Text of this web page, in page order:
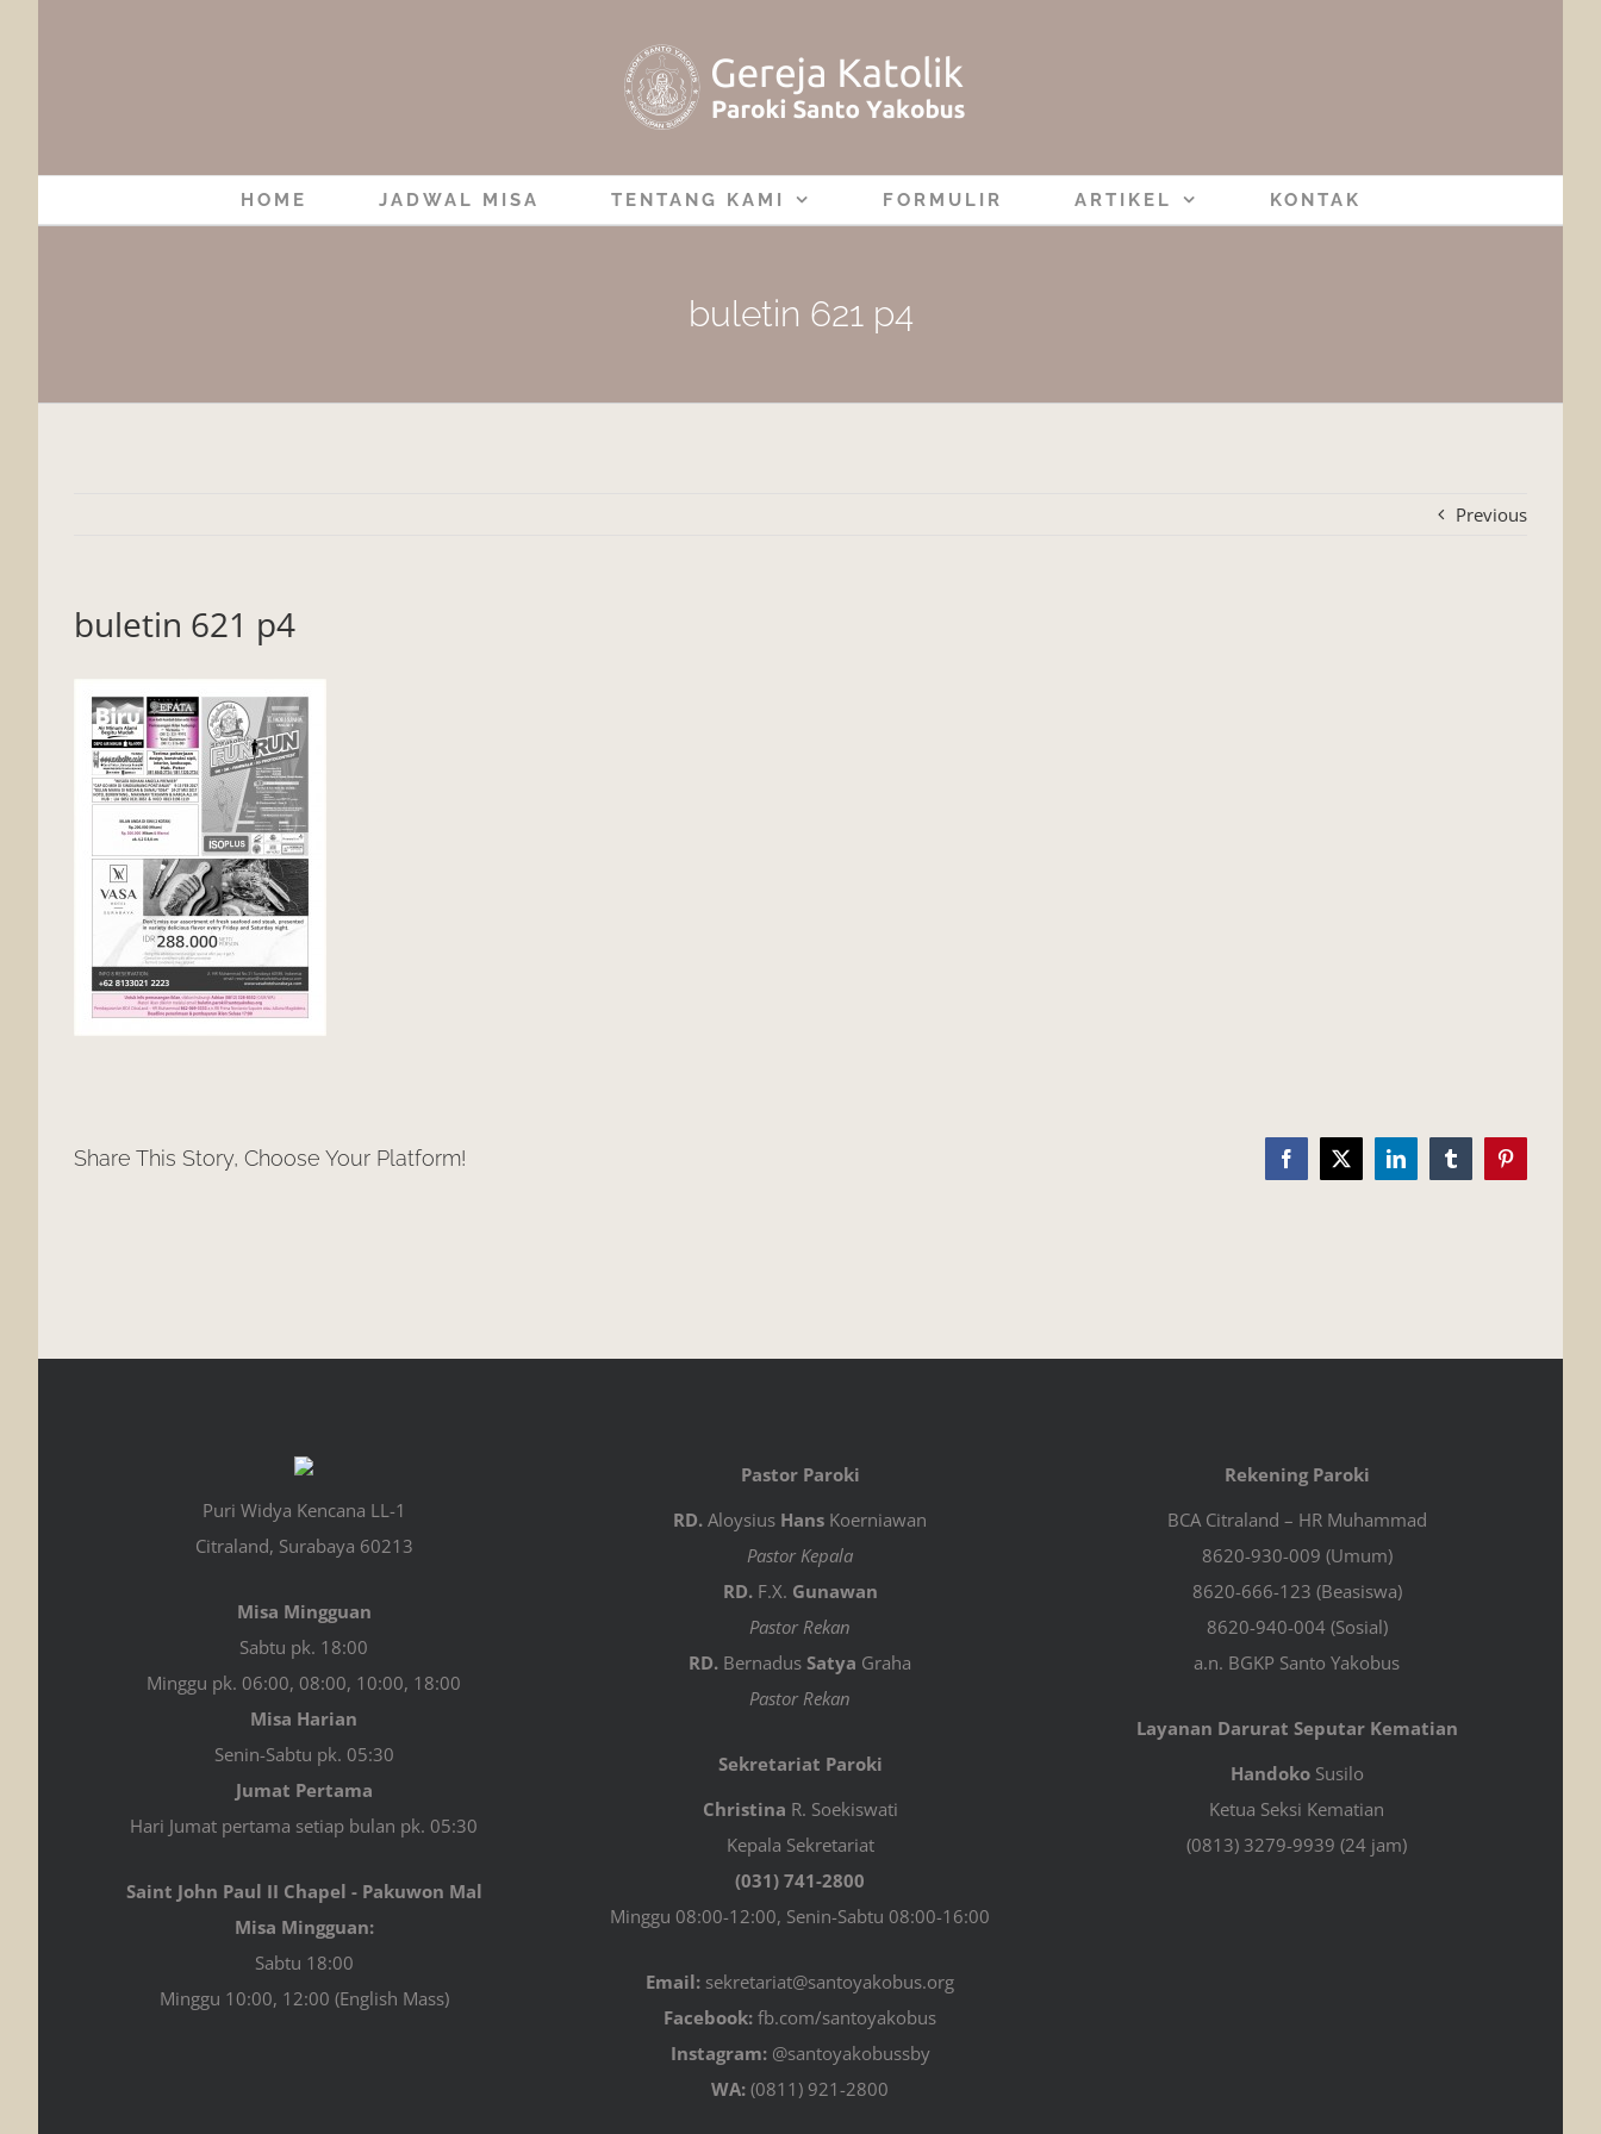
HOME JADWAL MISA TENTANG KAMI FORMULIR ARTIKEL KONTAK
buletin 621 p4
Previous
buletin 621 p4
Share This Story, Choose Your Platform! Facebook
X LinkedInTumblrPinterest
Puri Widya Kencana LL-1
Citraland, Surabaya 60213
Misa Mingguan
Sabtu pk. 18:00
Minggu pk. 06:00, 08:00, 10:00, 18:00
Misa Harian
Senin-Sabtu pk. 05:30
Jumat Pertama
Hari Jumat pertama setiap bulan pk. 05:30
Saint John Paul II Chapel - Pakuwon Mal
Misa Mingguan:
Sabtu 18:00
Minggu 10:00, 12:00 (English Mass)
Pastor Paroki
RD. Aloysius Hans Koerniawan
Pastor Kepala
RD.F.X. Gunawan
Pastor Rekan
RD. BernadusSatya Graha
Pastor Rekan
Sekretariat Paroki
Christina R. Soekiswati
Kepala Sekretariat
(031) 741-2800
Minggu 08:00-12:00, Senin-Sabtu 08:00-16:00
Email: sekretariat@santoyakobus.org
Facebook: fb.com/santoyakobus
Instagram:@santoyakobussby
WA: (0811) 921-2800
Rekening Paroki
BCA Citraland – HR Muhammad
8620-930-009 (Umum)
8620-666-123 (Beasiswa)
8620-940-004 (Sosial)
a.n. BGKP Santo Yakobus
Layanan Darurat Seputar Kematian
HandokoSusilo
Ketua Seksi Kematian
(0813) 3279-9939 (24 jam)